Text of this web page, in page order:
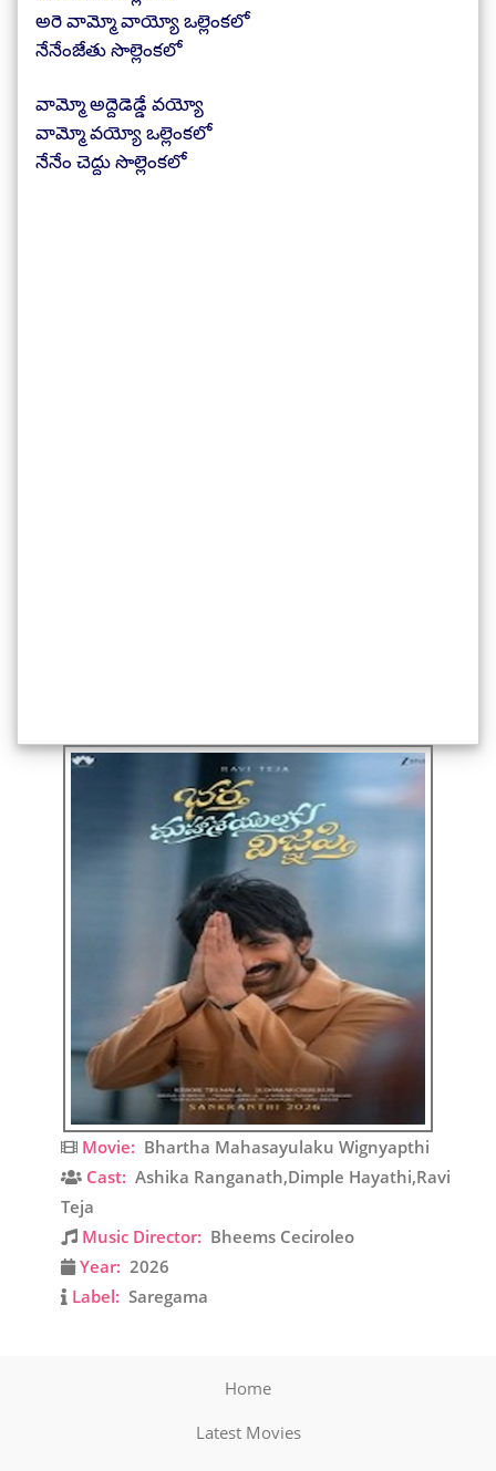
అరె వామ్మో వాయ్యో ఒల్లెంకలో
నేనేంజేతు సొల్లెంకలో
వామ్మో అద్దెడెడ్డే వయ్యో
వామ్మో వయ్యో ఒల్లెంకలో
నేనేం చెద్దు సొల్లెంకలో
Movie: Bhartha Mahasayulaku Wignyapthi
Cast: Ashika Ranganath,Dimple Hayathi,Ravi
Teja
Music Director: Bheems Ceciroleo
Year: 2026
Label: Saregama
Home
Latest Movies